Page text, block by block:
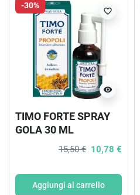
-30%
visibility
favorite_border
TIMO FORTE SPRAY
GOLA 30 ML
15,50 € 10,78 €
Aggiungi al carrello